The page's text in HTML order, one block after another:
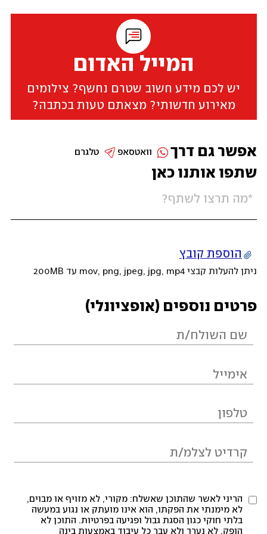
המייל האדום
יש לכם מידע חשוב שטרם נחשף? צילומים
מאירוע חדשותי? מצאתם טעות בכתבה?
שתפו אותנו כאן
הוספת קובץ
ניתן להעלות קבצי mov, png, jpeg, jpg, mp4 עד 200MB
פרטים נוספים (אופציונלי)
הריני לאשר שהתוכן שאשלח: מקורי, לא מזויף או מבוים,
לא מימנתי את הפקתו, הוא אינו מועתק או נגוע במעשה
בלתי חוקי כגון הסגת גבול ופגיעה בפרטיות. התוכן לא
הופק, לא נערך ולא עבר כל עיבוד באמצעות בינה
אפשר גם דרך טלגרם וואטסאפ